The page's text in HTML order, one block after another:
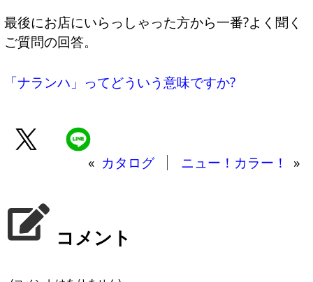
最後にお店にいらっしゃった方から一番?よく聞く
ご質問の回答。
「ナランハ」ってどういう意味ですか?
« カタログ ニュー！カラー！ »
コメント